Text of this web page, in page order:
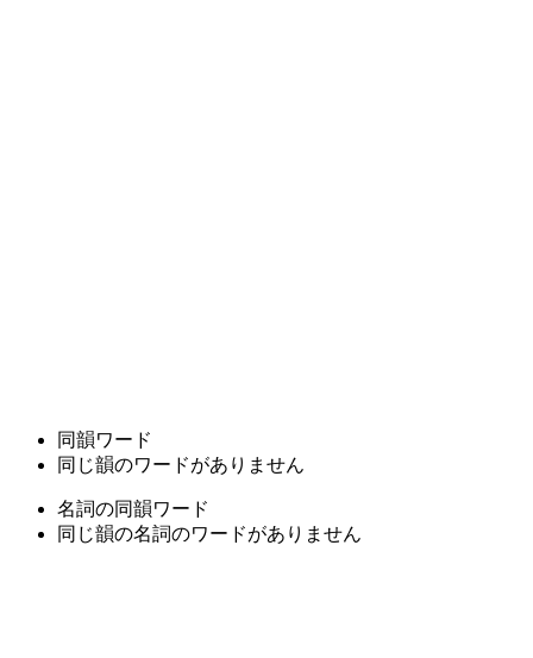
同韻ワード
同じ韻のワードがありません
名詞の同韻ワード
同じ韻の名詞のワードがありません